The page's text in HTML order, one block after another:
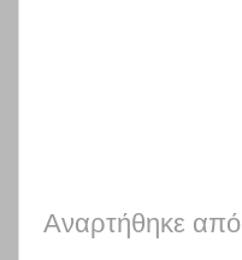
Αναρτήθηκε από